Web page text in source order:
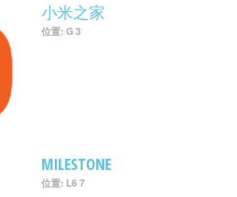
小米之家
位置: G 3
MILESTONE
位置: L6 7